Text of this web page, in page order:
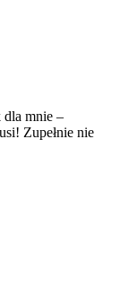
dla mnie –
Zupełnie nie